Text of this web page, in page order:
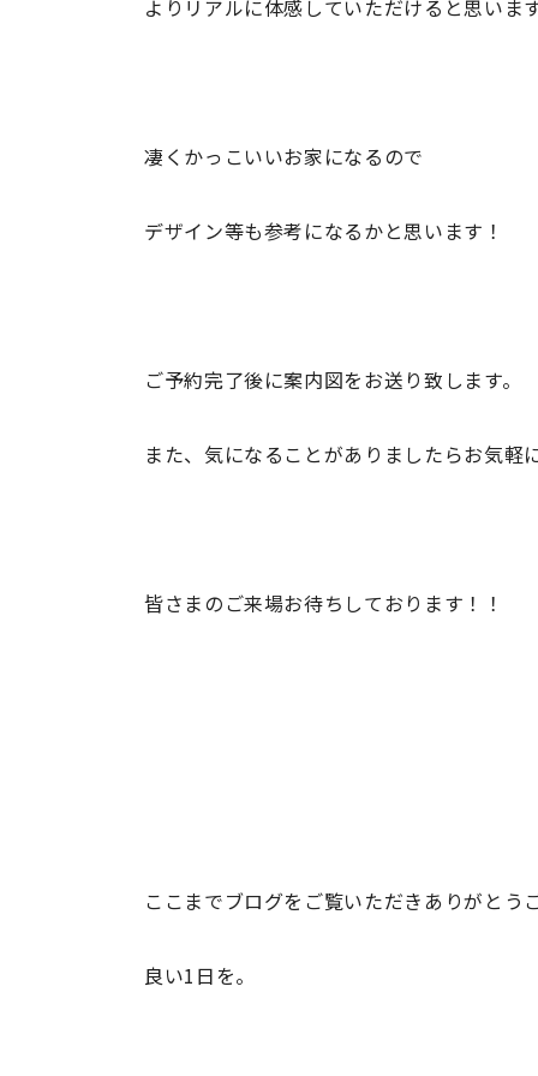
よりリアルに体感していただけると思いま
凄くかっこいいお家になるので
デザイン等も参考になるかと思います！
ご予約完了後に案内図をお送り致します。
また、気になることがありましたらお気軽
皆さまのご来場お待ちしております！！
ここまでブログをご覧いただきありがとう
良い1日を。